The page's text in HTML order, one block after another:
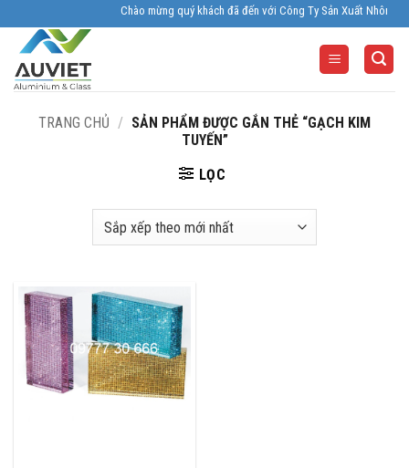
to
content
Chào mừng quý khách đã đến với Công Ty Sản Xuất Nhôm
TRANG CHỦ / SẢN PHẨM ĐƯỢC GẮN THẺ “GẠCH KIM
TUYẾN”
LỌC